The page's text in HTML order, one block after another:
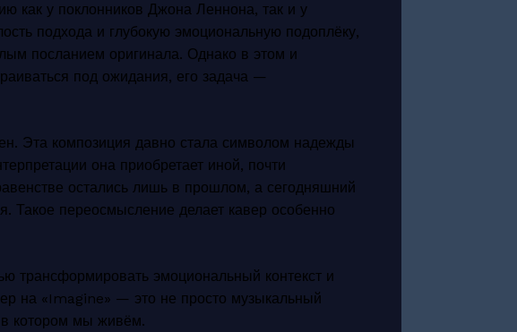
как у поклонников Джона Леннона, так и у
подхода и глубокую эмоциональную подоплёку,
посланием оригинала. Однако в этом и
под ожидания, его задача —
Эта композиция давно стала символом надежды
она приобретает иной, почти
остались лишь в прошлом, а сегодняшний
Такое переосмысление делает кавер особенно
трансформировать эмоциональный контекст и
на «Imagine» — это не просто музыкальный
котором мы живём.